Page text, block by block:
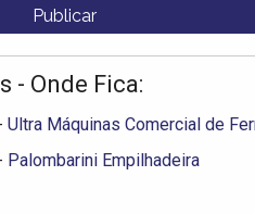
- Onde Fica:
Ultra Máquinas Comercial de
Palombarini Empilhadeira